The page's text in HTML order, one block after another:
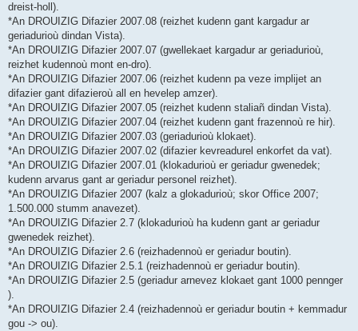
dreist-holl).
*An DROUIZIG Difazier 2007.08 (reizhet kudenn gant kargadur ar
geriadurioù dindan Vista).
*An DROUIZIG Difazier 2007.07 (gwellekaet kargadur ar geriadurioù,
reizhet kudennoù mont en-dro).
*An DROUIZIG Difazier 2007.06 (reizhet kudenn pa veze implijet an
difazier gant difazieroù all en hevelep amzer).
*An DROUIZIG Difazier 2007.05 (reizhet kudenn staliañ dindan Vista).
*An DROUIZIG Difazier 2007.04 (reizhet kudenn gant frazennoù re hir).
*An DROUIZIG Difazier 2007.03 (geriadurioù klokaet).
*An DROUIZIG Difazier 2007.02 (difazier kevreadurel enkorfet da vat).
*An DROUIZIG Difazier 2007.01 (klokadurioù er geriadur gwenedek;
kudenn arvarus gant ar geriadur personel reizhet).
*An DROUIZIG Difazier 2007 (kalz a glokadurioù; skor Office 2007;
1.500.000 stumm anavezet).
*An DROUIZIG Difazier 2.7 (klokadurioù ha kudenn gant ar geriadur
gwenedek reizhet).
*An DROUIZIG Difazier 2.6 (reizhadennoù er geriadur boutin).
*An DROUIZIG Difazier 2.5.1 (reizhadennoù er geriadur boutin).
*An DROUIZIG Difazier 2.5 (geriadur arnevez klokaet gant 1000 pennger
).
*An DROUIZIG Difazier 2.4 (reizhadennoù er geriadur boutin + kemmadur
gou -> ou).